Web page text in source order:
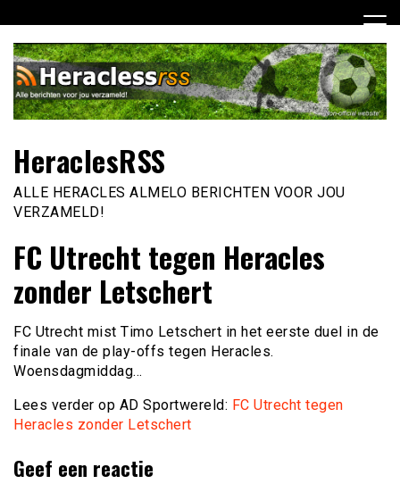
naar
inhoud
HeraclesRSS
ALLE HERACLES ALMELO BERICHTEN VOOR JOU
VERZAMELD!
FC Utrecht tegen Heracles
zonder Letschert
FC Utrecht mist Timo Letschert in het eerste duel in de
finale van de play-offs tegen Heracles.
Woensdagmiddag…
Lees verder op AD Sportwereld: FC Utrecht tegen
Heracles zonder Letschert
Geef een reactie